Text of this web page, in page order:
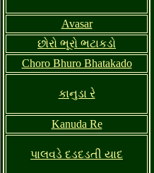
Avasar
છોરો ભૂરો ભટાકડો
Choro Bhuro Bhatakado
કાનુડા રે
Kanuda Re
પાલવડે દડદડતી યાદ